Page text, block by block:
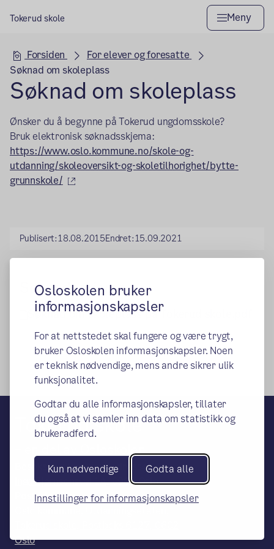
Osloskolen bruker
informasjonskapsler
For at nettstedet skal fungere og være trygt,
bruker Osloskolen informasjonskapsler. Noen
er teknisk nødvendige, mens andre sikrer ulik
funksjonalitet.
Godtar du alle informasjonskapsler, tillater
du også at vi samler inn data om statistikk og
brukeradferd.
Kun nødvendige Godta alle
Innstillinger for informasjonskapsler
Tokerud skole Meny
Hovedseksjon
Forsiden
For elever og foresatte
Søknad om skoleplass
Søknad om skoleplass
Ønsker du å begynne på Tokerud ungdomsskole?
Bruk elektronisk søknadsskjema:
https://www.oslo.kommune.no/skole-og-
utdanning/skoleoversikt-og-skoletilhorighet/bytte-
grunnskole/
(ekstern lenke)
Publisert:18.08.2015Endret:15.09.2021
Søknadsskjema
Søknad om skoleplass på Tokerud skole.pdf
Tokerud skole
– en del av Osloskolen
Besøks- og leveringsadresse:
Inga Bjørnsonsvei 1A, 0969 Oslo
Postadresse:
Oslo